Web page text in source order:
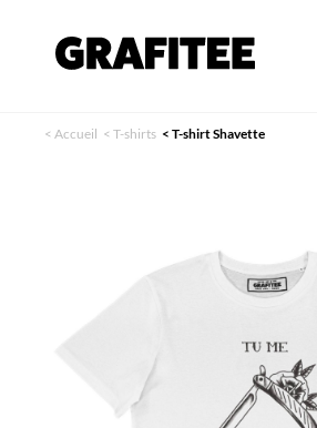
< Accueil < T-shirts < T-shirt Shavette